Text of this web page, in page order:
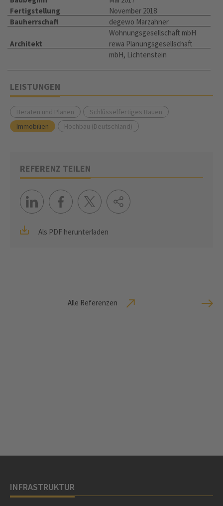
Fertigstellung
November 2018
Bauherrschaft
degewo Marzahner
Wohnungsgesellschaft mbH
Architekt
rewa Planungsgesellschaft
mbH, Lichtenstein
LEISTUNGEN
Beraten und Planen
Schlüsselfertiges Bauen
Immobilien
Hochbau (Deutschland)
REFERENZ TEILEN
Als PDF herunterladen
Alle Referenzen
INFRASTRUKTUR